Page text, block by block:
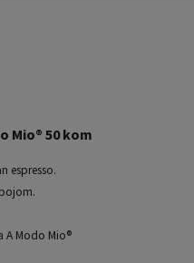
Mio® 50 kom
espresso.
A Modo Mio®